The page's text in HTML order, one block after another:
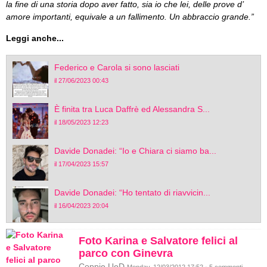
la fine di una storia dopo aver fatto, sia io che lei, delle prove d’
amore importanti, equivale a un fallimento. Un abbraccio grande.”
Leggi anche...
Federico e Carola si sono lasciati
il 27/06/2023 00:43
È finita tra Luca Daffrè ed Alessandra S...
il 18/05/2023 12:23
Davide Donadei: “Io e Chiara ci siamo ba...
il 17/04/2023 15:57
Davide Donadei: “Ho tentato di riavvicin...
il 16/04/2023 20:04
Foto Karina e Salvatore felici al
parco con Ginevra